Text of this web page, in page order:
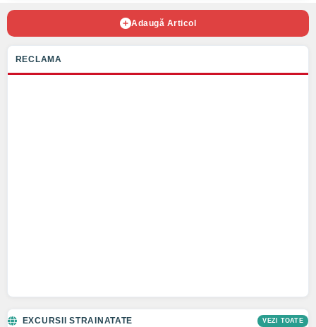
Adaugă Articol
RECLAMA
EXCURSII STRAINATATE VEZI TOATE